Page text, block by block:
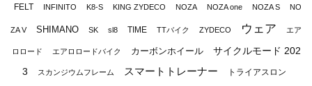
FELT INFINITO K8-S KING ZYDECO NOZA NOZA one NOZA S NO
ZA V SHIMANO SK sl8 TIME TTバイク ZYDECO ウェア エア
ロロード エアロロードバイク カーボンホイール
サイクルモード 202
3
スカンジウムフレーム スマートトレーナー トライアスロン